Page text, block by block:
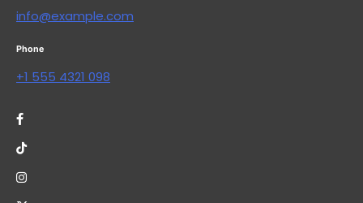
info@example.com
Phone
+1 555 4321 098